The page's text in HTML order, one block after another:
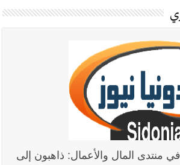
لبنان الجنوبي : انخفاض التغذية بالمياه
المتكرر لخط الخدمات الكهربائي
منتدى المال والأعمال: ذاهبون إلى